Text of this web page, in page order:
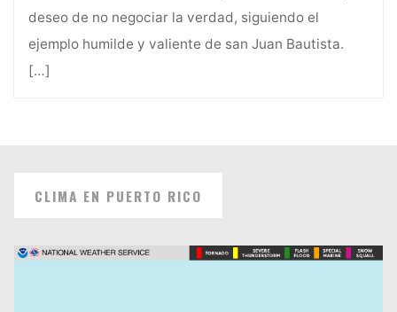
deseo de no negociar la verdad, siguiendo el
ejemplo humilde y valiente de san Juan Bautista.
[…]
CLIMA EN PUERTO RICO